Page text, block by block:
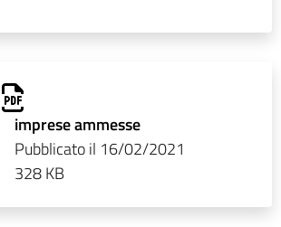
imprese ammesse
Pubblicato il 16/02/2021
328 KB